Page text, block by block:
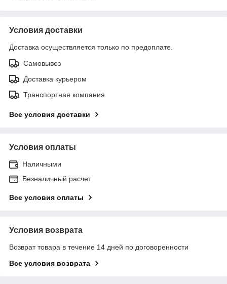
Условия доставки
Доставка осуществляется только по предоплате.
Самовывоз
Доставка курьером
Транспортная компания
Все условия доставки
Условия оплаты
Наличными
Безналичный расчет
Все условия оплаты
Условия возврата
Возврат товара в течение 14 дней по договоренности
Все условия возврата